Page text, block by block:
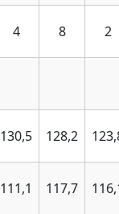
4 8 2
130,5 128,2
111,1 117,7